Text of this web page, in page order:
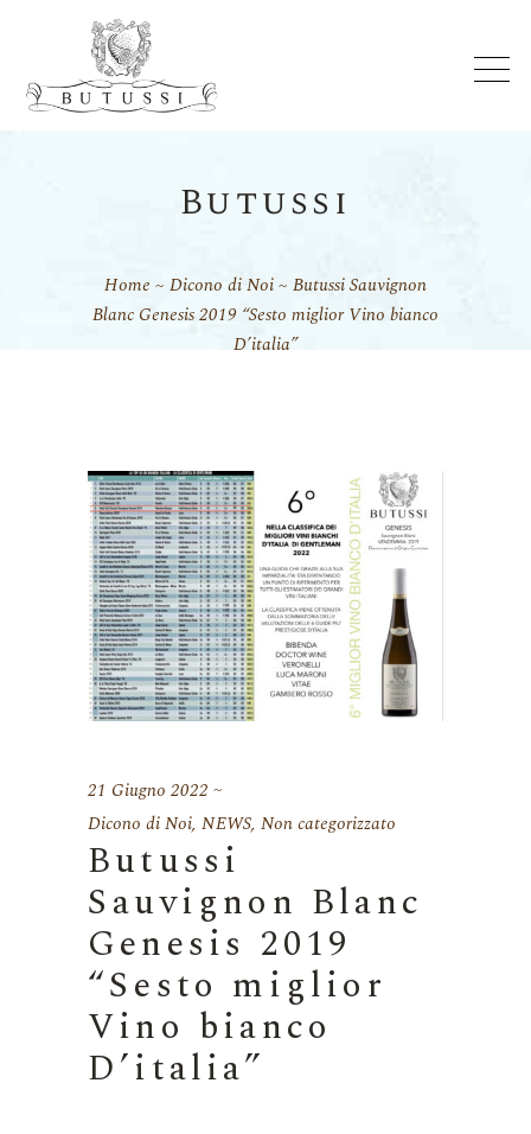
Butussi
Home Dicono di Noi
Butussi Sauvignon
Blanc Genesis 2019 “Sesto miglior Vino bianco
D’italia”
21 Giugno 2022
Dicono di Noi, NEWS, Non categorizzato
Butussi
Sauvignon Blanc
Genesis 2019
“Sesto miglior
Vino bianco
D’italia”